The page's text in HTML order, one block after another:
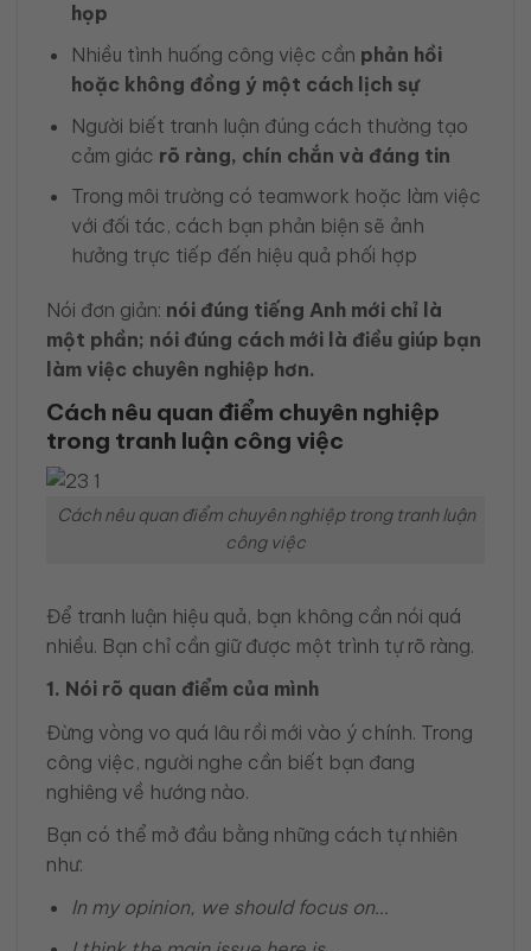
họp
Nhiều tình huống công việc cần phản hồi
hoặc không đồng ý một cách lịch sự
Người biết tranh luận đúng cách thường tạo
cảm giác rõ ràng, chín chắn và đáng tin
Trong môi trường có teamwork hoặc làm việc
với đối tác, cách bạn phản biện sẽ ảnh
hưởng trực tiếp đến hiệu quả phối hợp
Nói đơn giản: nói đúng tiếng Anh mới chỉ là
một phần; nói đúng cách mới là điều giúp bạn
làm việc chuyên nghiệp hơn.
Cách nêu quan điểm chuyên nghiệp
trong tranh luận công việc
Cách nêu quan điểm chuyên nghiệp trong tranh luận
công việc
Để tranh luận hiệu quả, bạn không cần nói quá
nhiều. Bạn chỉ cần giữ được một trình tự rõ ràng.
1. Nói rõ quan điểm của mình
Đừng vòng vo quá lâu rồi mới vào ý chính. Trong
công việc, người nghe cần biết bạn đang
nghiêng về hướng nào.
Bạn có thể mở đầu bằng những cách tự nhiên
như:
In my opinion, we should focus on…